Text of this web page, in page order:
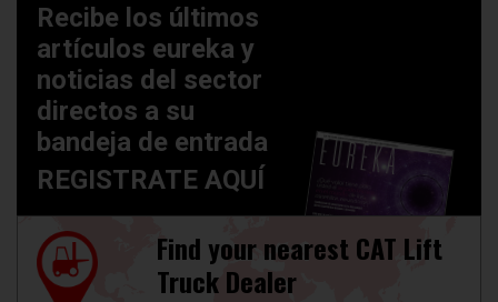
Recibe los últimos
artículos eureka y
noticias del sector
directos a su
bandeja de entrada
REGISTRATE AQUÍ
Find your nearest CAT Lift
Truck Dealer